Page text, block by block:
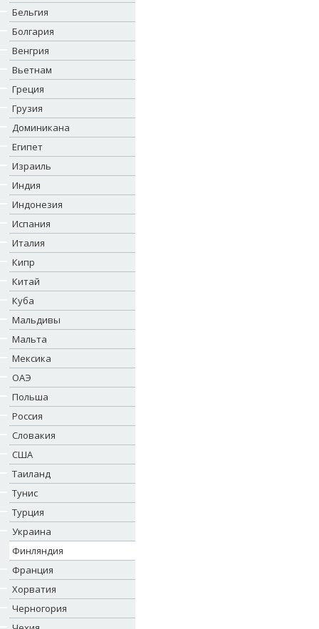
Бельгия
Болгария
Венгрия
Вьетнам
Греция
Грузия
Доминикана
Египет
Израиль
Индия
Индонезия
Испания
Италия
Кипр
Китай
Куба
Мальдивы
Мальта
Мексика
ОАЭ
Польша
Россия
Словакия
США
Таиланд
Тунис
Турция
Украина
Финляндия
Франция
Хорватия
Черногория